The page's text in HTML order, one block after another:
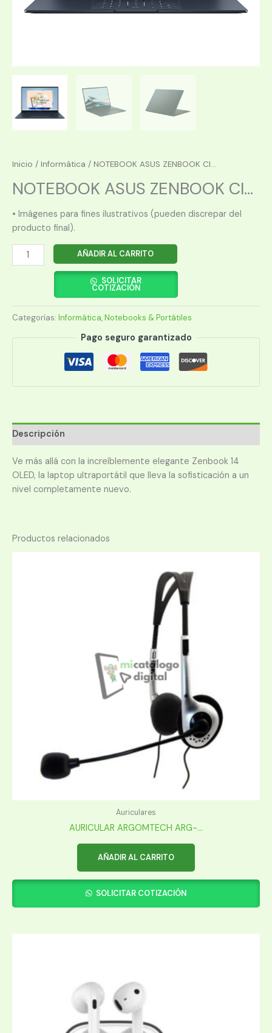
Inicio / Informática / NOTEBOOK ASUS ZENBOOK CI...
NOTEBOOK ASUS ZENBOOK CI...
• Imágenes para fines ilustrativos (pueden discrepar del
producto final).
NOTEBOOK
ASUS
UX3405MA-
PP550W/14/16/512/W11/ESP
AÑADIR AL CARRITO
SOLICITAR
COTIZACIÓN
Categorías: Informática,Notebooks & Portátiles
Pago seguro garantizado
Descripción
Ve más allá con la increíblemente elegante Zenbook 14
OLED, la laptop ultraportátil que lleva la sofisticación a un
nivel completamente nuevo.
Productos relacionados
Auriculares
AURICULAR ARGOMTECH ARG-...
AÑADIR AL CARRITO
SOLICITAR COTIZACIÓN